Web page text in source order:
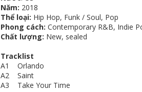
Năm: 2018
Thể loại: Hip Hop, Funk / Soul, Pop
Phong cách: Contemporary R&B, Indie
Chất lượng: New, sealed
Tracklist
A1 Orlando
A2 Saint
A3 Take Your Time